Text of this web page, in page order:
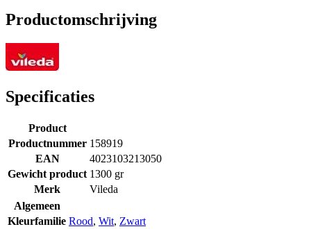
Productomschrijving
Specificaties
Product
Productnummer 158919
EAN
4023103213050
Gewicht product 1300 gr
Merk
Vileda
Algemeen
Kleurfamilie Rood, Wit, Zwart